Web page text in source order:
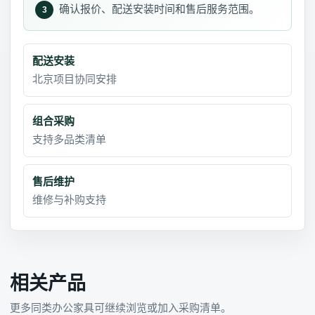
3 确认报价、配送安装时间和售后服务范围。
配送安装
北京项目协同安排
组合采购
支持多品类清单
售后维护
维修与补购支持
相关产品
更多同类办公家具可继续浏览或加入采购清单。